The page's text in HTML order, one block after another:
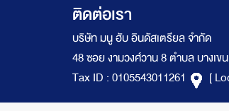
ติดต่อเรา
บริษัท มนู ฮับ อินดัสเตรียล จำกัด
48 ซอย งามวงศ์วาน 8 ตำบล บางเข
Tax ID : 0105543011261
[